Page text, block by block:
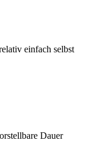
einfach selbst
Dauer